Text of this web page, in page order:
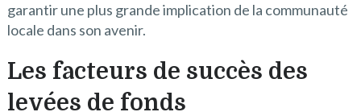
garantir une plus grande implication de la communauté
locale dans son avenir.
Les facteurs de succès des
levées de fonds